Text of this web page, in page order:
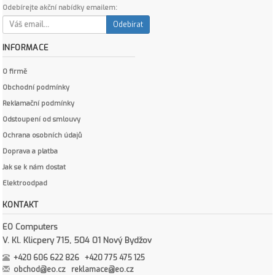
Odebírejte akční nabídky emailem:
Odebírat
INFORMACE
O firmě
Obchodní podmínky
Reklamační podmínky
Odstoupení od smlouvy
Ochrana osobních údajů
Doprava a platba
Jak se k nám dostat
Elektroodpad
KONTAKT
EO Computers
V. Kl. Klicpery 715, 504 01 Nový Bydžov
+420 606 622 826 +420 775 475 125
obchod@eo.cz
reklamace@eo.cz